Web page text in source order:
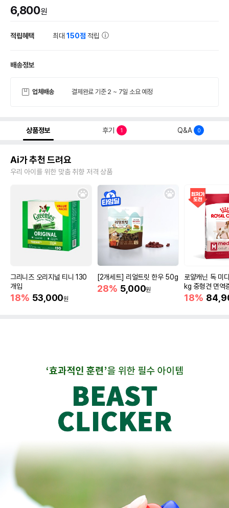
6,800원
적립혜택 최대150점 적립
배송정보
업체배송 결제완료 기준 2 ~ 7일 소요 예정
상품정보 후기 1 Q&A 0
Ai가 추천 드려요
우리 아이를 위한 맞춤 취향 저격 상품
그리니즈 오리지널 티니 130
개입
18% 53,000원
[2개세트] 리얼트릿 한우 50g
28% 5,000원
로얄캐닌 독 미
kg 중형견 면역
18%